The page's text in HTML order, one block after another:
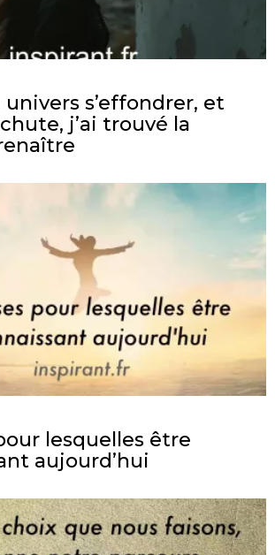
univers s’effondrer, et
j’ai trouvé la
lesquelles être
aujourd’hui